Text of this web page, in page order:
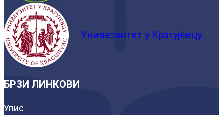
Универзитет у Крагујевцу
БРЗИ ЛИНКОВИ
Упис